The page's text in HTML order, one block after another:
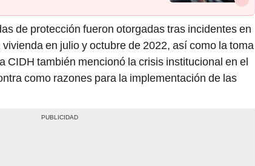
de protección fueron otorgadas tras incidentes en
en julio y octubre de 2022, así como la toma
CIDH también mencionó la crisis institucional en el
como razones para la implementación de las